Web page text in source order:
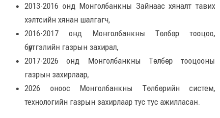
2013-2016 онд Монголбанкны Зайнаас хяналт тавих
хэлтсийн хянан шалгагч,
2016-2017 онд Монголбанкны Төлбөр тооцоо,
бүртгэлийн газрын захирал,
2017-2026 онд Монголбанкны Төлбөр тооцооны
газрын захирлаар,
2026 оноос Монголбанкны Төлбөрийн систем,
технологийн газрын захирлаар тус тус ажилласан.